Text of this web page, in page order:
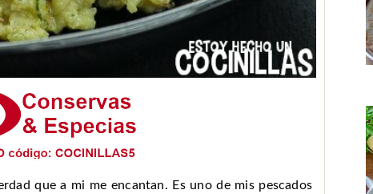
que a mi me encantan. Es uno de mis pescados